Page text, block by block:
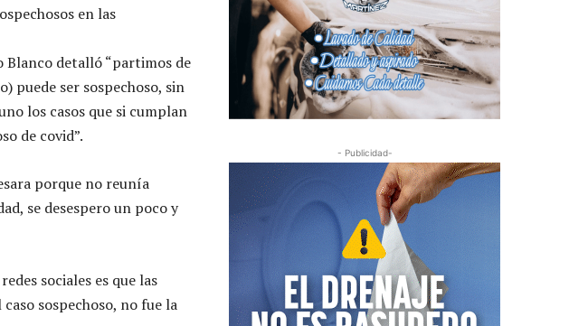
en las
detalló “partimos de
puede ser sospechoso, sin
los casos que si cumplan
de covid”.
porque no reunía
se desespero un poco y
sociales es que las
sospechoso, no fue la
- Publicidad-